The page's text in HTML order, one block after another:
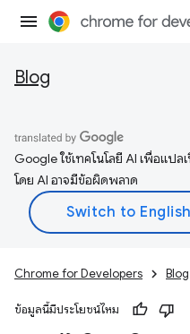
Blog
Google ใช้เทคโนโลยี AI เพื่อแป
โดย AI อาจมีข้อผิดพลาด
Chrome for Developers Blog
ข้อมูลนี้มีประโยชน์ไหม